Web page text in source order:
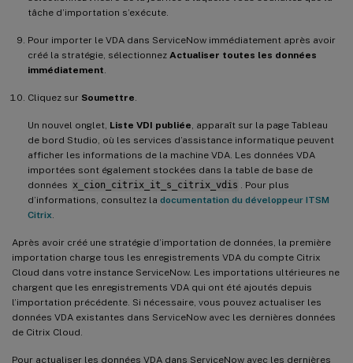
tâche d’importation s’exécute.
Pour importer le VDA dans ServiceNow immédiatement après avoir
créé la stratégie, sélectionnez Actualiser toutes les données
immédiatement.
Cliquez sur Soumettre.
Un nouvel onglet, Liste VDI publiée, apparaît sur la page Tableau
de bord Studio, où les services d’assistance informatique peuvent
afficher les informations de la machine VDA. Les données VDA
importées sont également stockées dans la table de base de
données x_cion_citrix_it_s_citrix_vdis . Pour plus
d’informations, consultez la documentation du développeur ITSM
Citrix.
Après avoir créé une stratégie d’importation de données, la première
importation charge tous les enregistrements VDA du compte Citrix
Cloud dans votre instance ServiceNow. Les importations ultérieures ne
chargent que les enregistrements VDA qui ont été ajoutés depuis
l’importation précédente. Si nécessaire, vous pouvez actualiser les
données VDA existantes dans ServiceNow avec les dernières données
de Citrix Cloud.
Pour actualiser les données VDA dans ServiceNow avec les dernières